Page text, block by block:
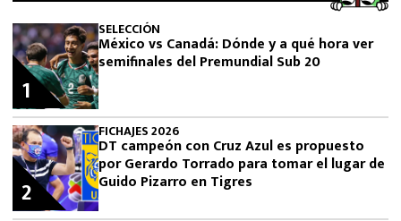
SELECCIÓN
México vs Canadá: Dónde y a qué hora ver
semifinales del Premundial Sub 20
1
FICHAJES 2026
DT campeón con Cruz Azul es propuesto
por Gerardo Torrado para tomar el lugar de
Guido Pizarro en Tigres
2